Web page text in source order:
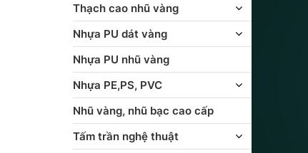
Thạch cao nhũ vàng
Nhựa PU dát vàng
Nhựa PU nhũ vàng
Nhựa PE,PS, PVC
Nhũ vàng, nhũ bạc cao cấp
Tấm trần nghệ thuật